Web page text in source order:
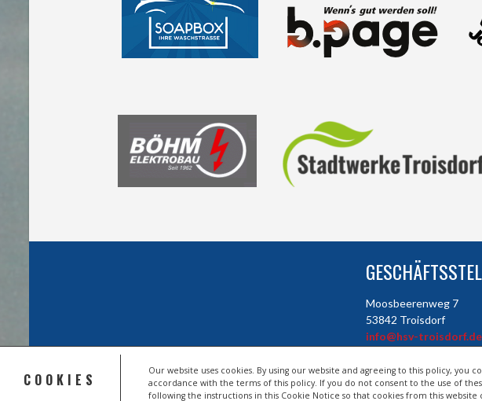
COOKIES
Our website uses cookies. By using our website and agreeing to this policy, you
accordance with the terms of this policy. If you do not consent to the use of
following the instructions in this Cookie Notice so that cookies from this
Moosbeerenweg 7
53842 Troisdorf
info@hsv-troisdorf.de
© 2026 HSV TROISDORF E.V.